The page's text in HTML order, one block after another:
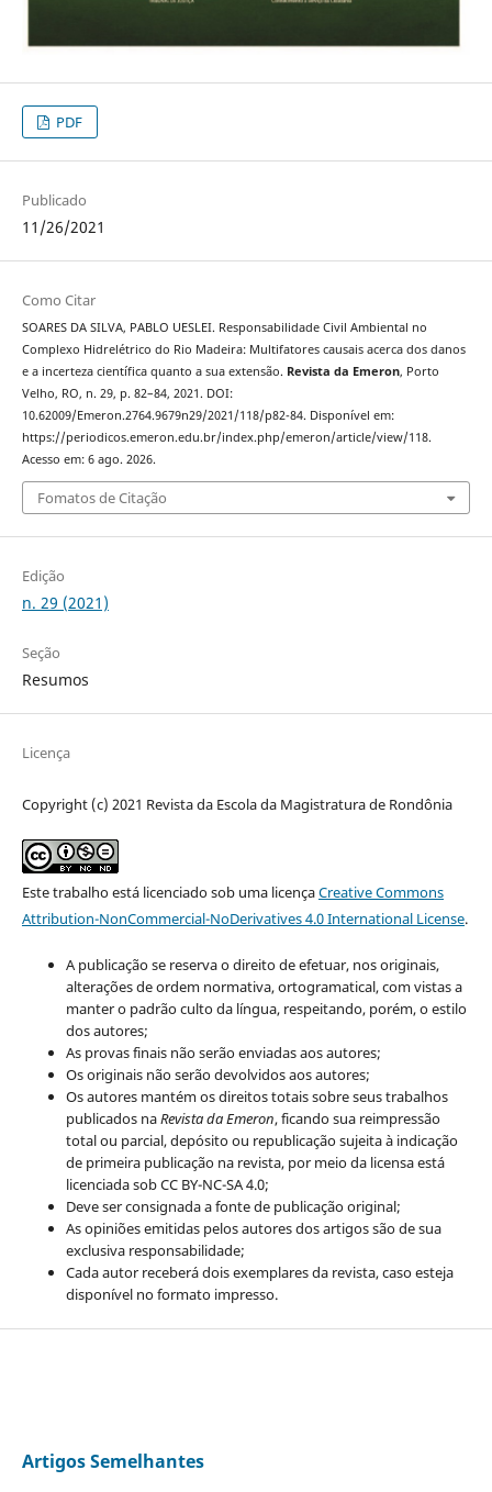
PDF
Publicado
11/26/2021
Como Citar
SOARES DA SILVA, PABLO UESLEI. Responsabilidade Civil Ambiental no
Complexo Hidrelétrico do Rio Madeira: Multifatores causais acerca dos danos
e a incerteza científica quanto a sua extensão. Revista da Emeron, Porto
Velho, RO, n. 29, p. 82–84, 2021. DOI:
10.62009/Emeron.2764.9679n29/2021/118/p82-84. Disponível em:
https://periodicos.emeron.edu.br/index.php/emeron/article/view/118.
Acesso em: 6 ago. 2026.
Fomatos de Citação
Edição
n. 29 (2021)
Seção
Resumos
Licença
Copyright (c) 2021 Revista da Escola da Magistratura de Rondônia
Este trabalho está licenciado sob uma licençaCreative Commons
Attribution-NonCommercial-NoDerivatives 4.0 International License.
A publicação se reserva o direito de efetuar, nos originais,
alterações de ordem normativa, ortogramatical, com vistas a
manter o padrão culto da língua, respeitando, porém, o estilo
dos autores;
As provas finais não serão enviadas aos autores;
Os originais não serão devolvidos aos autores;
Os autores mantém os direitos totais sobre seus trabalhos
publicados naRevista da Emeron, ficando sua reimpressão
total ou parcial, depósito ou republicação sujeita à indicação
de primeira publicação na revista, por meio da licensa está
licenciada sob CC BY-NC-SA 4.0;
Deve ser consignada a fonte de publicação original;
As opiniões emitidas pelos autores dos artigos são de sua
exclusiva responsabilidade;
Cada autor receberá dois exemplares da revista, caso esteja
disponível no formato impresso.
Artigos Semelhantes